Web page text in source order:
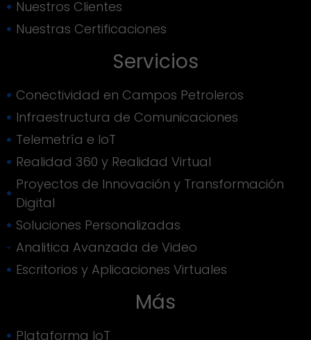
Nuestros Clientes
Nuestras Certificaciones
Servicios
Conectividad en Campos Petroleros
Infraestructura de Comunicaciones
Telemetría e IoT
Realidad 360 y Realidad Virtual
Proyectos de Innovación y Transformación
Digital
Soluciones Personalizadas
Analitica Avanzada de Video
Escritorios y Aplicaciones Virtuales
Más
Plataforma IoT